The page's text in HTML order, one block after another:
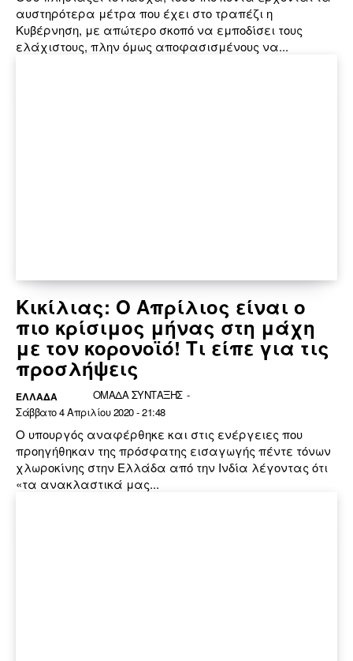
αυστηρότερα μέτρα που έχει στο τραπέζι η
Κυβέρνηση, με απώτερο σκοπό να εμποδίσει τους
ελάχιστους, πλην όμως αποφασισμένους να...
Κικίλιας: Ο Απρίλιος είναι ο
πιο κρίσιμος μήνας στη μάχη
με τον κορονοϊό! Τι είπε για τις
προσλήψεις
ΕΛΛΆΔΑ ΟΜΑΔΑ ΣΥΝΤΑΞΗΣ -
Σάββατο 4 Απριλίου 2020 - 21:48
Ο υπουργός αναφέρθηκε και στις ενέργειες που
προηγήθηκαν της πρόσφατης εισαγωγής πέντε τόνων
χλωροκίνης στην Ελλάδα από την Ινδία λέγοντας ότι
«τα ανακλαστικά μας...